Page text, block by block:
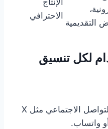
التقديمية
الاحترافي
لكل تنسيق
المشاركة على منصات التواصل الاجتماعي مثل X
واتساب.